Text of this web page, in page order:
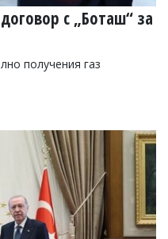
с „Боташ“ за
получения газ